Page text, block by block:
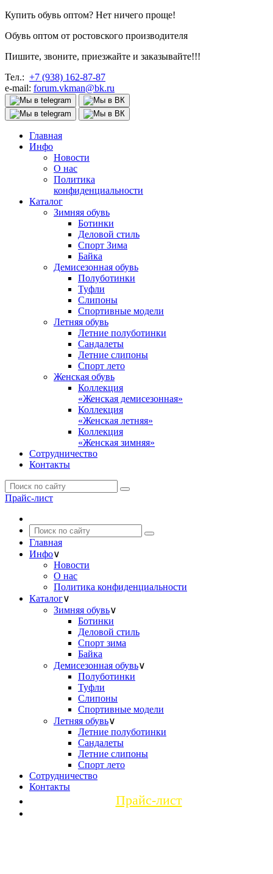
Купить обувь оптом? Нет ничего проще!
Обувь оптом от ростовского производителя
Пишите, звоните, приезжайте и заказывайте!!!
Тел.: +7 (938) 162-87-87
e-mail: forum.vkman@bk.ru
Главная
Инфо
Новости
О нас
Политика
конфиденциальности
Каталог
Зимняя обувь
Ботинки
Деловой стиль
Спорт Зима
Байка
Демисезонная обувь
Полуботинки
Туфли
Слипоны
Спортивные модели
Летняя обувь
Летние полуботинки
Сандалеты
Летние слипоны
Спорт лето
Женская обувь
Коллекция
«Женская демисезонная»
Коллекция
«Женская летняя»
Коллекция
«Женская зимняя»
Сотрудничество
Контакты
Прайс-лист
Главная
Инфо∨
Новости
О нас
Политика конфиденциальности
Каталог∨
Зимняя обувь∨
Ботинки
Деловой стиль
Спорт зима
Байка
Демисезонная обувь∨
Полуботинки
Туфли
Слипоны
Спортивные модели
Летняя обувь∨
Летние полуботинки
Сандалеты
Летние слипоны
Спорт лето
Сотрудничество
Контакты
Прайс-лист